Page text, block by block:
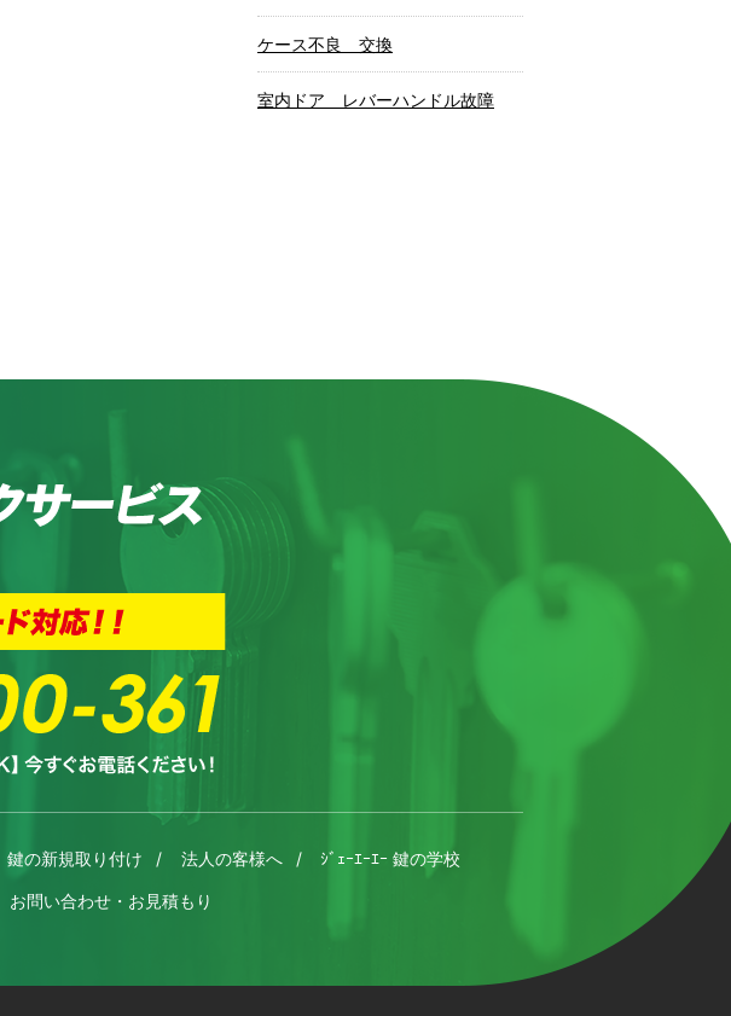
ケース不良 交換
室内ドア レバーハンドル故障
鍵の新規取り付け 法人の客様へ ｼﾞｪｰｴｰｴｰ 鍵の学校
お問い合わせ・お見積もり